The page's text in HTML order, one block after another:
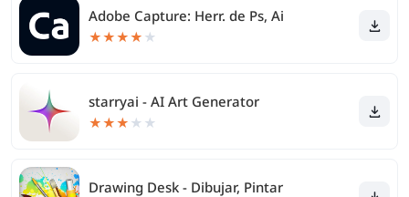
Adobe Capture: Herr. de Ps, Ai
★★★★ ★
starryai - AI Art Generator
★★★ ★ ★
Drawing Desk - Dibujar, Pintar